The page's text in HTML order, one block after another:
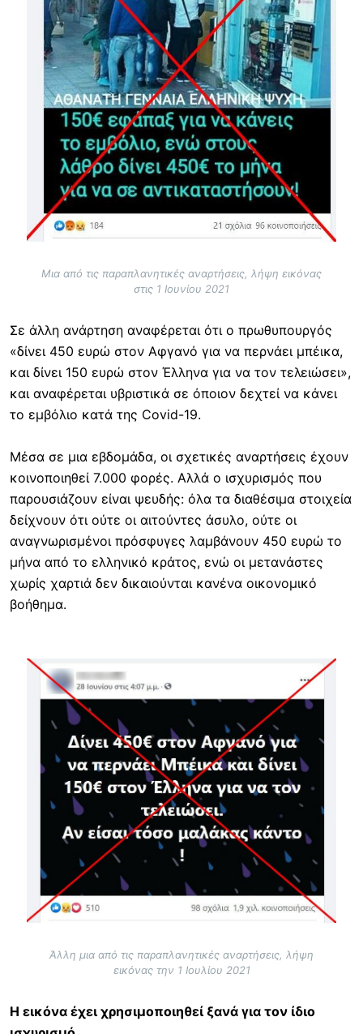
Μια από τις παραπλανητικές αναρτήσεις, λήψη εικόνας
στις 1 Ιουνίου 2021
Σε άλλη ανάρτηση αναφέρεται ότι ο πρωθυπουργός
«δίνει 450 ευρώ στον Αφγανό για να περνάει μπέικα,
και δίνει 150 ευρώ στον Έλληνα για να τον τελειώσει»,
και αναφέρεται υβριστικά σε όποιον δεχτεί να κάνει
το εμβόλιο κατά της Covid-19.
Μέσα σε μια εβδομάδα, οι σχετικές αναρτήσεις έχουν
κοινοποιηθεί 7.000 φορές. Αλλά ο ισχυρισμός που
παρουσιάζουν είναι ψευδής: όλα τα διαθέσιμα στοιχεία
δείχνουν ότι ούτε οι αιτούντες άσυλο, ούτε οι
αναγνωρισμένοι πρόσφυγες λαμβάνουν 450 ευρώ το
μήνα από το ελληνικό κράτος, ενώ οι μετανάστες
χωρίς χαρτιά δεν δικαιούνται κανένα οικονομικό
βοήθημα.
Image
Άλλη μια από τις παραπλανητικές αναρτήσεις, λήψη
εικόνας την 1 Ιουλίου 2021
Η εικόνα έχει χρησιμοποιηθεί ξανά για τον ίδιο